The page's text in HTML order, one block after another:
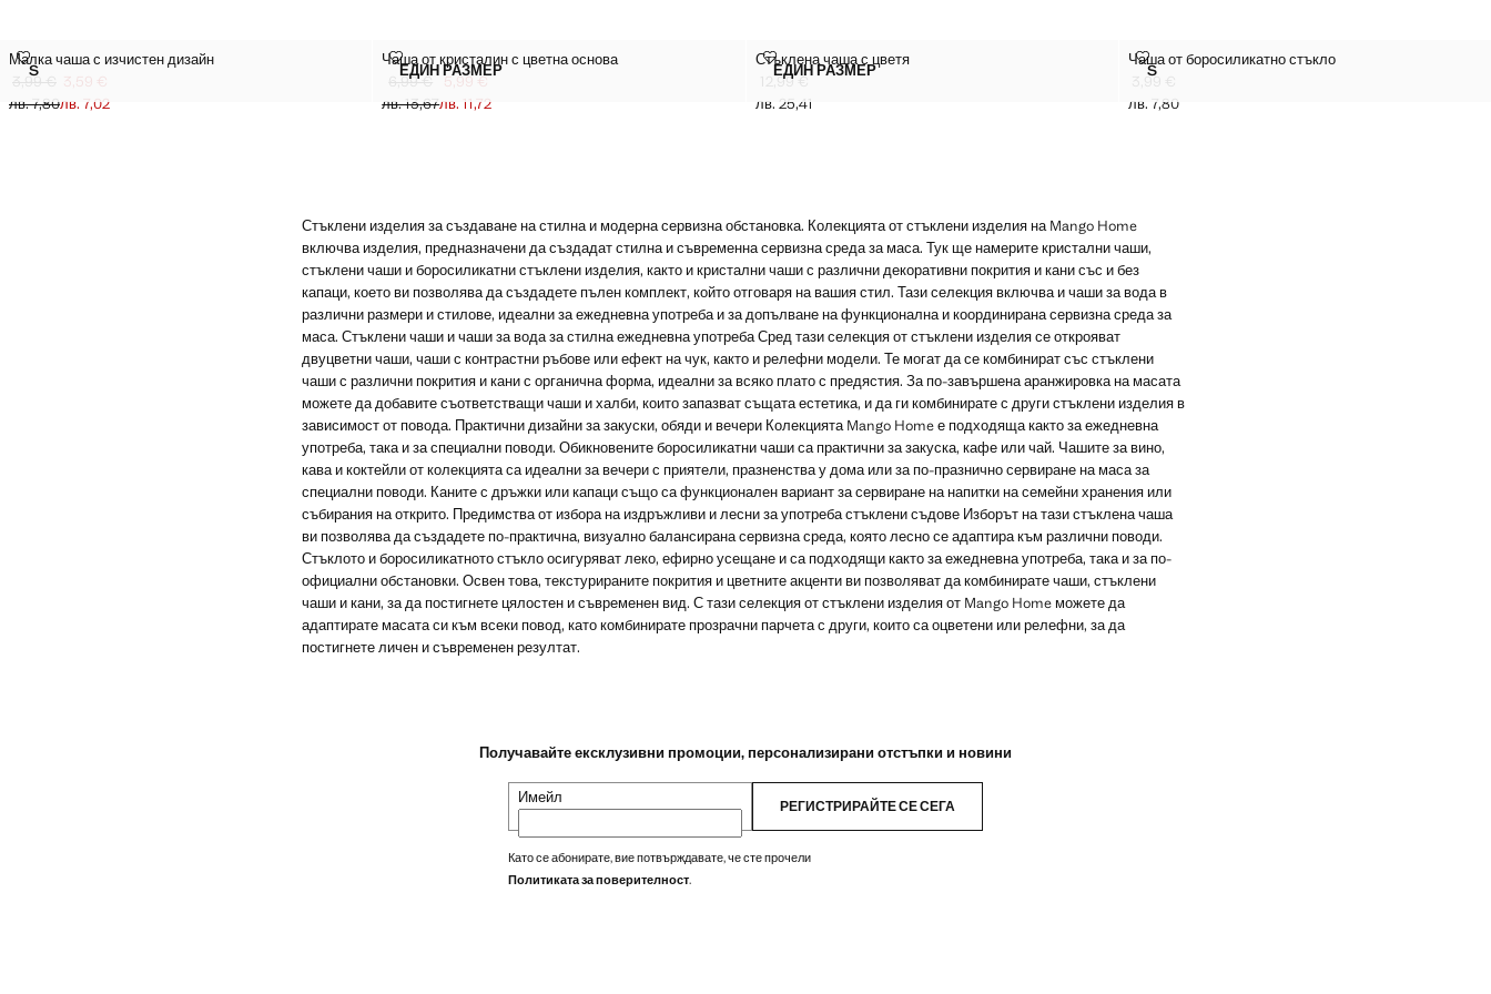
Размери
SМАЛКА ЧАША С ИЗЧИСТЕН ДИЗАЙН
Малка чаша с изчистен дизайн
МАЛКА ЧАША С ИЗЧИСТЕН ДИЗАЙН
Задраскана първоначална цена [3,99 € лв. 7,80]
3,99 €
лв. 7,80
Текуща цена [3,59 € лв. 7,02]
3,59 €
лв. 7,02
Размери
ЕДИН РАЗМЕРЧАША ОТ КРИСТАЛИН С ЦВЕТНА ОСНОВА
Чаша от кристалин с цветна основа
ЧАША ОТ КРИСТАЛИН С ЦВЕТНА ОСНОВА
Задраскана първоначална цена [6,99 € лв. 13,67]
6,99 €
лв. 13,67
Текуща цена [5,99 € лв. 11,72]
5,99 €
лв. 11,72
Размери
ЕДИН РАЗМЕРСТЪКЛЕНА ЧАША С ЦВЕТЯ
Стъклена чаша с цветя
СТЪКЛЕНА ЧАША С ЦВЕТЯ
Текуща цена [12,99 € лв. 25,41]
12,99 €
лв. 25,41
Размери
SЧАША ОТ БОРОСИЛИКАТНО СТЪКЛО
Чаша от боросиликатно стъкло
ЧАША ОТ БОРОСИЛИКАТНО СТЪКЛО
Текуща цена [3,99 € лв. 7,80]
3,99 €
лв. 7,80
Стъклени изделия за създаване на стилна и модерна сервизна обстановка. Колекцията от стъклени изделия на Mango Home
включва изделия, предназначени да създадат стилна и съвременна сервизна среда за маса. Тук ще намерите кристални чаши,
стъклени чаши и боросиликатни стъклени изделия, както и кристални чаши с различни декоративни покрития и кани със и без
капаци, което ви позволява да създадете пълен комплект, който отговаря на вашия стил. Тази селекция включва и чаши за вода в
различни размери и стилове, идеални за ежедневна употреба и за допълване на функционална и координирана сервизна среда за
маса. Стъклени чаши и чаши за вода за стилна ежедневна употреба Сред тази селекция от стъклени изделия се открояват
двуцветни чаши, чаши с контрастни ръбове или ефект на чук, както и релефни модели. Те могат да се комбинират със стъклени
чаши с различни покрития и кани с органична форма, идеални за всяко плато с предястия. За по-завършена аранжировка на масата
можете да добавите съответстващи чаши и халби, които запазват същата естетика, и да ги комбинирате с други стъклени изделия в
зависимост от повода. Практични дизайни за закуски, обяди и вечери Колекцията Mango Home е подходяща както за ежедневна
употреба, така и за специални поводи. Обикновените боросиликатни чаши са практични за закуска, кафе или чай. Чашите за вино,
кава и коктейли от колекцията са идеални за вечери с приятели, празненства у дома или за по-празнично сервиране на маса за
специални поводи. Каните с дръжки или капаци също са функционален вариант за сервиране на напитки на семейни хранения или
събирания на открито. Предимства от избора на издръжливи и лесни за употреба стъклени съдове Изборът на тази стъклена чаша
ви позволява да създадете по-практична, визуално балансирана сервизна среда, която лесно се адаптира към различни поводи.
Стъклото и боросиликатното стъкло осигуряват леко, ефирно усещане и са подходящи както за ежедневна употреба, така и за по-
официални обстановки. Освен това, текстурираните покрития и цветните акценти ви позволяват да комбинирате чаши, стъклени
чаши и кани, за да постигнете цялостен и съвременен вид. С тази селекция от стъклени изделия от Mango Home можете да
адаптирате масата си към всеки повод, като комбинирате прозрачни парчета с други, които са оцветени или релефни, за да
постигнете личен и съвременен резултат.
Получавайте ексклузивни промоции, персонализирани отстъпки и новини
Имейл РЕГИСТРИРАЙТЕ СЕ СЕГА
Като се абонирате, вие потвърждавате, че сте прочели
Политиката за поверителност.